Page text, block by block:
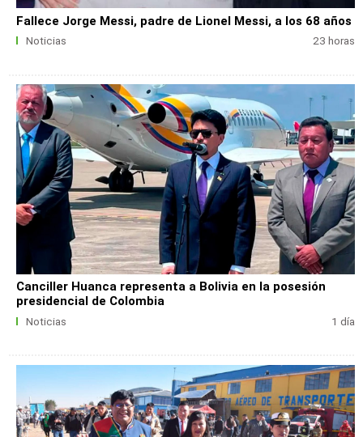
Fallece Jorge Messi, padre de Lionel Messi, a los 68 años
Noticias 23 horas
Canciller Huanca representa a Bolivia en la posesión
presidencial de Colombia
Noticias 1 día